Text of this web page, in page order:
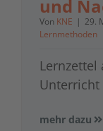
und
Von KNE | 29.
Lernmethoden
Lernzettel
mehr dazu